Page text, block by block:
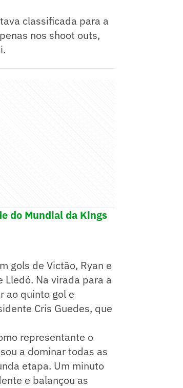
classificada para a
nos shoot outs,
do Mundial da Kings
gols de Victão, Ryan e
Lledó. Na virada para a
ao quinto gol e
Cris Guedes, que
representante o
a dominar todas as
etapa. Um minuto
e balançou as